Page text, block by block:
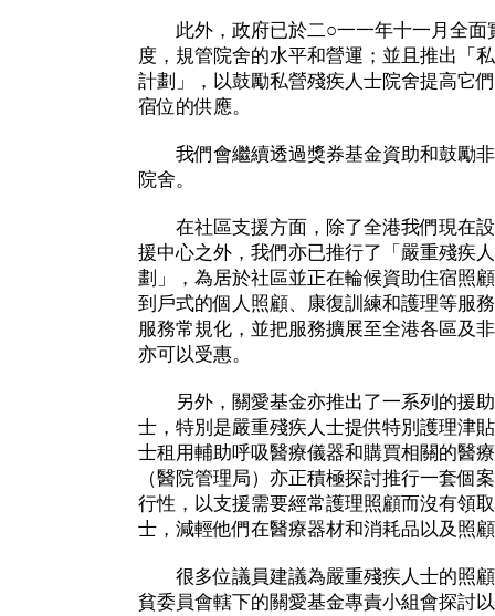
此外，政府已於二○一一年十一月全面
度，規管院舍的水平和營運；並且推出「
計劃」，以鼓勵私營殘疾人士院舍提高它
宿位的供應。
我們會繼續透過獎券基金資助和鼓勵非
院舍。
在社區支援方面，除了全港我們現在設
援中心之外，我們亦已推行了「嚴重殘疾
劃」，為居於社區並正在輪候資助住宿照
到戶式的個人照顧、康復訓練和護理等服
服務常規化，並把服務擴展至全港各區及
亦可以受惠。
另外，關愛基金亦推出了一系列的援助
士，特別是嚴重殘疾人士提供特別護理津
士租用輔助呼吸醫療儀器和購買相關的醫
（醫院管理局）亦正積極探討推行一套個
行性，以支援需要經常護理照顧而沒有領
士，減輕他們在醫療器材和消耗品以及照
很多位議員建議為嚴重殘疾人士的照顧
貧委員會轄下的關愛基金專責小組會探討